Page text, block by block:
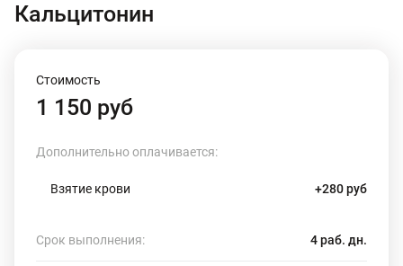
Кальцитонин
Стоимость
1 150 руб
Дополнительно оплачивается:
Взятие крови +280 руб
Срок выполнения: 4 раб. дн.